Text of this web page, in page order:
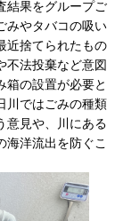
結果をグループご
みやタバコの吸い
近捨てられたもの
不法投棄など意図
箱の設置が必要と
川ではごみの種類
意見や、川にある
海洋流出を防ぐこ